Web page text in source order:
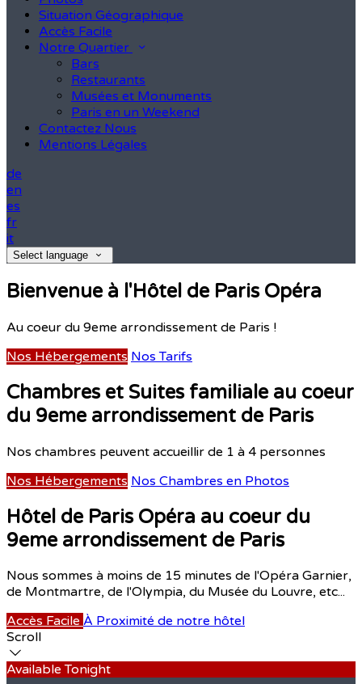
Situation Géographique
Accès Facile
Notre Quartier
Bars
Restaurants
Musées et Monuments
Paris en un Weekend
Contactez Nous
Mentions Légales
de
en
es
fr
it
Select language
Bienvenue à l'Hôtel de Paris Opéra
Au coeur du 9eme arrondissement de Paris !
Nos Hébergements Nos Tarifs
Chambres et Suites familiale au coeur
du 9eme arrondissement de Paris
Nos chambres peuvent accueillir de 1 à 4 personnes
Nos Hébergements Nos Chambres en Photos
Hôtel de Paris Opéra au coeur du
9eme arrondissement de Paris
Nous sommes à moins de 15 minutes de l'Opéra Garnier,
de Montmartre, de l'Olympia, du Musée du Louvre, etc...
Accès Facile À Proximité de notre hôtel
Scroll
Available Tonight